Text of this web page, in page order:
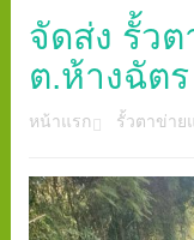
จัดส่ง รั้ว
ต.ห้างฉัต
หน้าแรก รั้วตาข่าย